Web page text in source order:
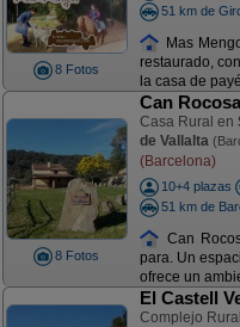
8 Fotos
51 km de
Mas
restaurado,
la casa de
8 Fotos
Can Rocosa
Casa Rural en
de Vallalta
(Barcelona)
10+4 plazas
51 km de
Can
para. Un
ofrece un
El Castell
Complejo